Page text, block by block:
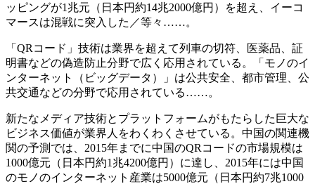
ッピングが1兆元（日本円約14兆2000億円）を超え、イーコ
マースは混戦に突入した／等々……。
「 QRコード」技術は業界を超えて列車の切符、医薬品、証
明書などの偽造防止分野で広く応用されている。「モノのイ
ンターネット（ビッグデータ）」は公共安全、都市管理、公
共交通などの分野で応用されている……。
新たなメディア技術とプラットフォームがもたらした巨大な
ビジネス価値が業界人をわくわくさせている。中国の関連機
関の予測では、 2015年までに中国のQRコードの市場規模は
1000億元（日本円約1兆4200億円）に達し、2015年には中国
のモノのインターネット産業は5000億元（日本円約7兆1000